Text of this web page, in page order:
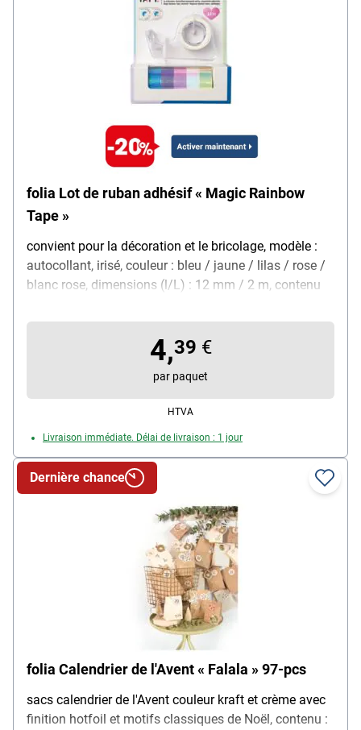
folia Lot de ruban adhésif « Magic Rainbow
Tape »
convient pour la décoration et le bricolage, modèle :
autocollant, irisé, couleur : bleu / jaune / lilas / rose /
blanc rose, dimensions (l/L) : 12 mm / 2 m, contenu
4,39 €
par paquet
HTVA
Livraison immédiate. Délai de livraison : 1 jour
folia Calendrier de l'Avent « Falala » 97-pcs
sacs calendrier de l'Avent couleur kraft et crème avec
finition hotfoil et motifs classiques de Noël, contenu :
Dernière chance